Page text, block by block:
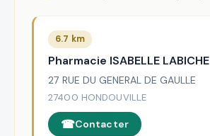
6.7 km
Pharmacie ISABELLE LABICHE
27 RUE DU GENERAL DE GAULLE
27400 HONDOUVILLE
Contacter